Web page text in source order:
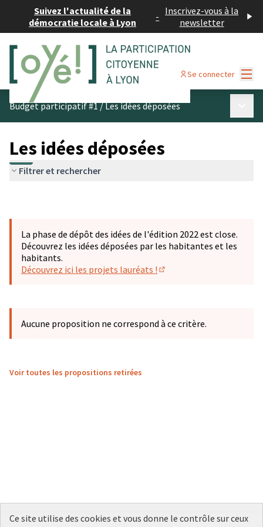
Suivez l'actualité de la
démocratie locale à Lyon
- Inscrivez-vous à la
newsletter
Se connecter
Budget participatif #1/Les idées déposées
Les idées déposées
Filtrer et rechercher
La phase de dépôt des idées de l'édition 2022 est close.
Découvrez les idées déposées par les habitantes et les
habitants.
Découvrez ici les projets lauréats !
Aucune proposition ne correspond à ce critère.
Voir toutes les propositions retirées
Ce site utilise des cookies et vous donne le contrôle sur ceux